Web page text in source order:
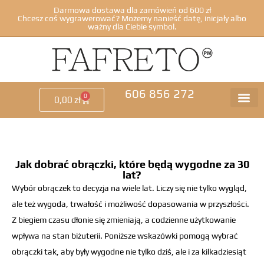
Darmowa dostawa dla zamówień od 600 zł
Chcesz coś wygrawerować? Możemy nanieść datę, inicjały albo
ważny dla Ciebie symbol.
0,00 zł 0 606 856 272
Jak dobrać obrączki, które będą wygodne za 30
lat?
Wybór obrączek to decyzja na wiele lat. Liczy się nie tylko wygląd,
ale też wygoda, trwałość i możliwość dopasowania w przyszłości.
Z biegiem czasu dłonie się zmieniają, a codzienne użytkowanie
wpływa na stan biżuterii. Poniższe wskazówki pomogą wybrać
obrączki tak, aby były wygodne nie tylko dziś, ale i za kilkadziesiąt